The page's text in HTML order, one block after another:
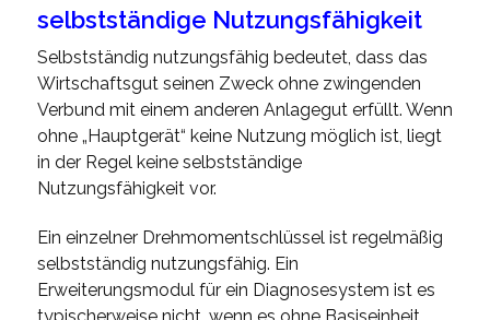
selbstständige Nutzungsfähigkeit
Selbstständig nutzungsfähig bedeutet, dass das
Wirtschaftsgut seinen Zweck ohne zwingenden
Verbund mit einem anderen Anlagegut erfüllt. Wenn
ohne „Hauptgerät“ keine Nutzung möglich ist, liegt
in der Regel keine selbstständige
Nutzungsfähigkeit vor.
Ein einzelner Drehmomentschlüssel ist regelmäßig
selbstständig nutzungsfähig. Ein
Erweiterungsmodul für ein Diagnosesystem ist es
typischerweise nicht, wenn es ohne Basiseinheit